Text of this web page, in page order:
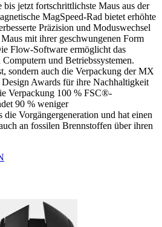
jetzt fortschrittlichste Maus aus der
MagSpeed-Rad bietet erhöhte
Präzision und Moduswechsel
mit ihrer geschwungenen Form
Flow-Software ermöglicht das
und Betriebssystemen.
sondern auch die Verpackung der MX
Awards für ihre Nachhaltigkeit
Verpackung 100 % FSC®-
90 % weniger
Vorgängergeneration und hat einen
an fossilen Brennstoffen über ihren